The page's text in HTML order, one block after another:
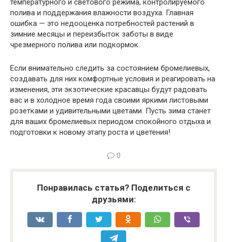
температурного и светового режима, контролируемого
полива и поддержания влажности воздуха. Главная
ошибка — это недооценка потребностей растений в
зимние месяцы и переизбыток заботы в виде
чрезмерного полива или подкормок.
Если внимательно следить за состоянием бромелиевых,
создавать для них комфортные условия и реагировать на
изменения, эти экзотические красавцы будут радовать
вас и в холодное время года своими яркими листовыми
розетками и удивительными цветами. Пусть зима станет
для ваших бромелиевых периодом спокойного отдыха и
подготовки к новому этапу роста и цветения!
0
Понравилась статья? Поделиться с
друзьями: